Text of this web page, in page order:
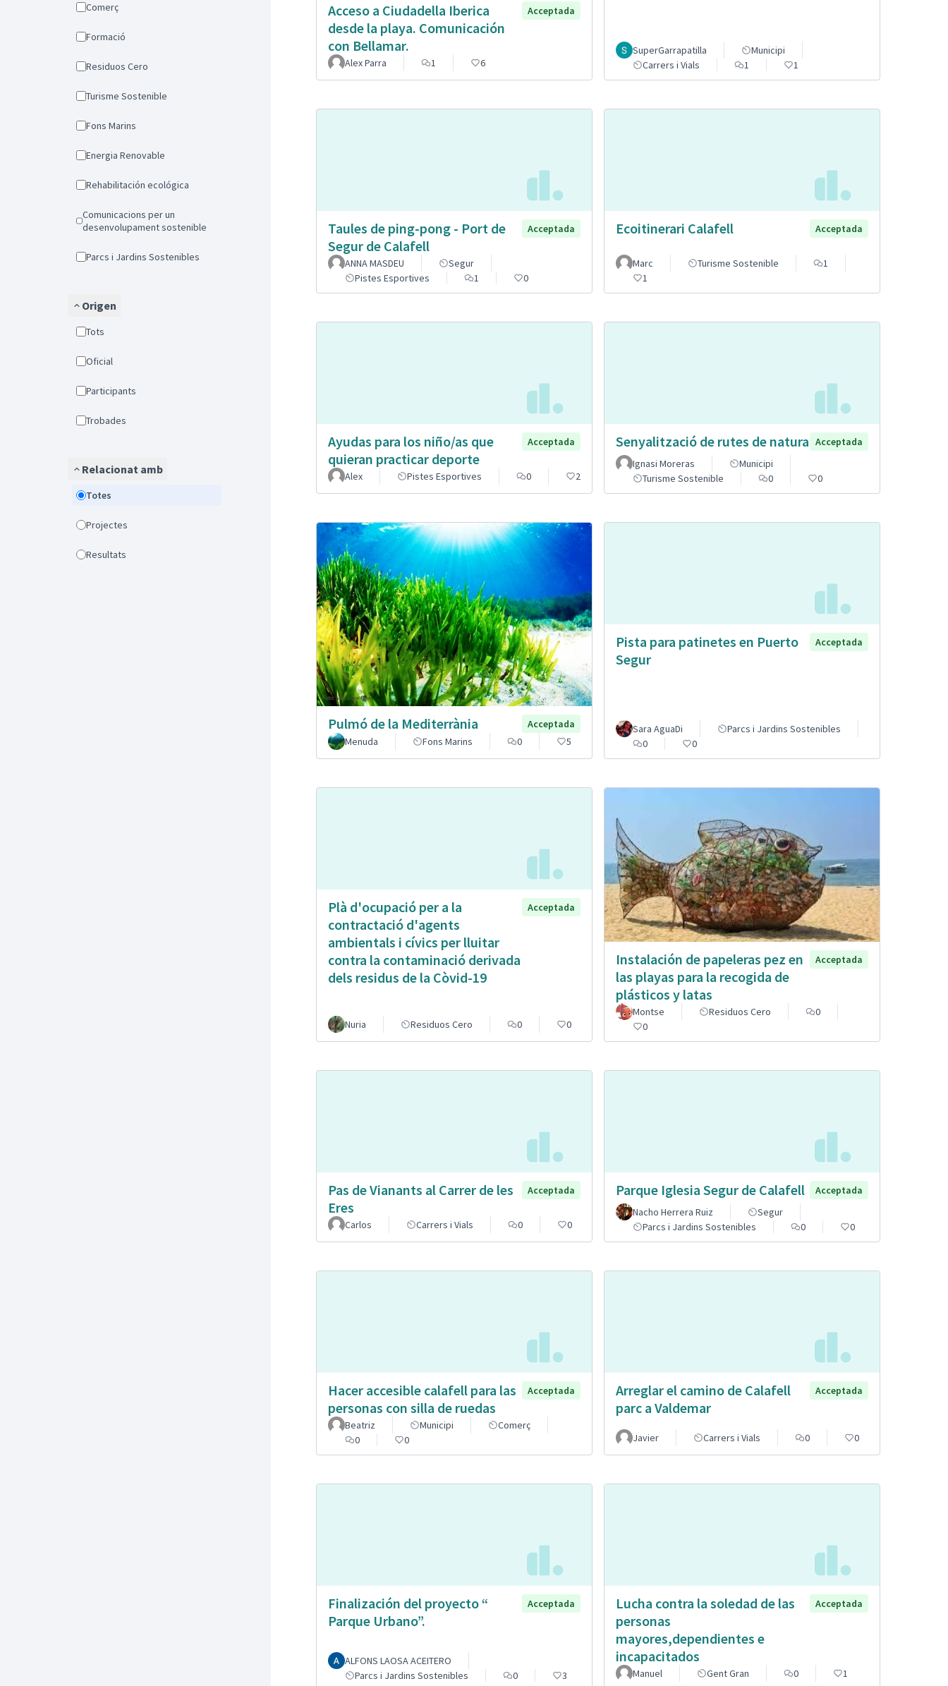
Comerç
Formació
Residuos Cero
Turisme Sostenible
Fons Marins
Energia Renovable
Rehabilitación ecológica
Comunicacions per un
desenvolupament sostenible
Parcs i Jardins Sostenibles
Origen
Tots
Oficial
Participants
Trobades
Relacionat amb
Totes
Projectes
Resultats
Acceso a Ciudadella Iberica
desde la playa. Comunicación
con Bellamar.
Acceptada
Alex Parra 1 6
SuperGarrapatilla
Municipi
Carrers i Vials
1 1
Taules de ping-pong - Port de
Segur de Calafell
Acceptada
ANNA MASDEU
Segur
Pistes Esportives
1 0
Ecoitinerari Calafell Acceptada
Marc Turisme Sostenible
1
1
Ayudas para los niño/as que
quieran practicar deporte
Acceptada
Alex Pistes Esportives 0 2
Senyalització de rutes de natura Acceptada
Ignasi Moreras
Municipi
Turisme Sostenible
0 0
Pulmó de la Mediterrània
Acceptada
Menuda
Fons Marins 0 5
Pista para patinetes en Puerto
Segur
Acceptada
Sara AguaDi
Parcs i Jardins Sostenibles
0
0
Plà d'ocupació per a la
contractació d'agents
ambientals i cívics per lluitar
contra la contaminació derivada
dels residus de la Còvid-19
Acceptada
Nuria Residuos Cero 0 0
Instalación de papeleras pez en
las playas para la recogida de
plásticos y latas
Acceptada
Montse Residuos Cero
0
0
Pas de Vianants al Carrer de les
Eres
Acceptada
Carlos Carrers i Vials 0 0
Parque Iglesia Segur de Calafell
Acceptada
Nacho Herrera Ruiz
Segur
Parcs i Jardins Sostenibles
0 0
Hacer accesible calafell para las
personas con silla de ruedas
Acceptada
Beatriz Municipi
Comerç
0
0
Arreglar el camino de Calafell
parc a Valdemar
Acceptada
Javier Carrers i Vials 0 0
Finalización del proyecto “
Parque Urbano”.
Acceptada
ALFONS LAOSA ACEITERO
Parcs i Jardins Sostenibles
0 3
Lucha contra la soledad de las
personas
mayores,dependientes e
incapacitados
Acceptada
Manuel Gent Gran 0 1